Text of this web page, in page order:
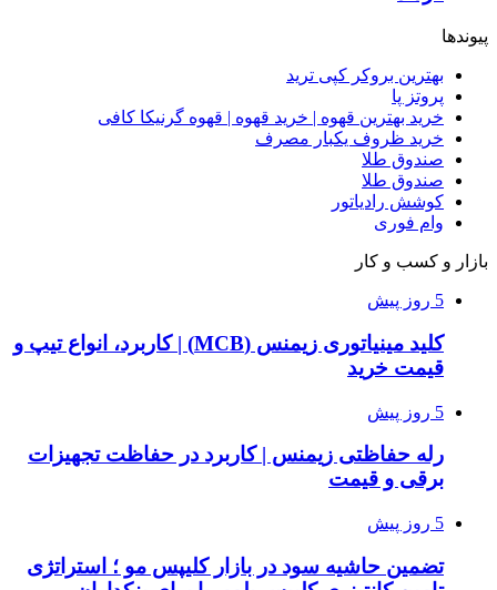
پیوندها
بهترین بروکر کپی ترید
پروتز پا
خرید بهترین قهوه | خرید قهوه | قهوه گرنیکا کافی
خرید ظروف یکبار مصرف
صندوق طلا
صندوق طلا
کوشش رادیاتور
وام فوری
بازار و کسب و کار
5 روز پیش
کلید مینیاتوری زیمنس (MCB) | کاربرد، انواع تیپ و
قیمت خرید
5 روز پیش
رله حفاظتی زیمنس | کاربرد در حفاظت تجهیزات
برقی و قیمت
5 روز پیش
تضمین حاشیه سود در بازار کلیپس مو ؛ استراتژی